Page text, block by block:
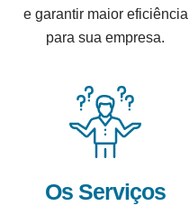
e garantir maior eficiência
para sua empresa.
Os Serviços